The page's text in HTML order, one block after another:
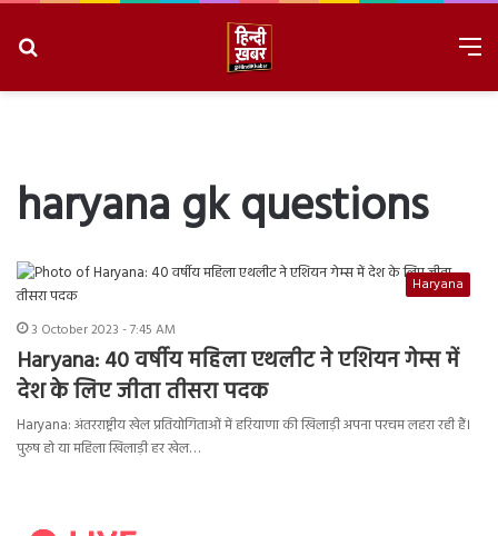
haryana gk questions
Haryana
3 October 2023 - 7:45 AM
Haryana: 40 वर्षीय महिला एथलीट ने एशियन गेम्स में
देश के लिए जीता तीसरा पदक
Haryana: अंतरराष्ट्रीय खेल प्रतियोगिताओं में हरियाणा की खिलाड़ी अपना परचम लहरा रही हैं।
पुरुष हो या महिला खिलाड़ी हर खेल…